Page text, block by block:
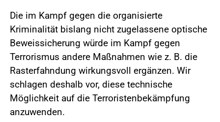
Die im Kampf gegen die organisierte
Kriminalität bislang nicht zugelassene optische
Beweissicherung würde im Kampf gegen
Terrorismus andere Maßnahmen wie z. B. die
Rasterfahndung wirkungsvoll ergänzen. Wir
schlagen deshalb vor, diese technische
Möglichkeit auf die Terroristenbekämpfung
anzuwenden.